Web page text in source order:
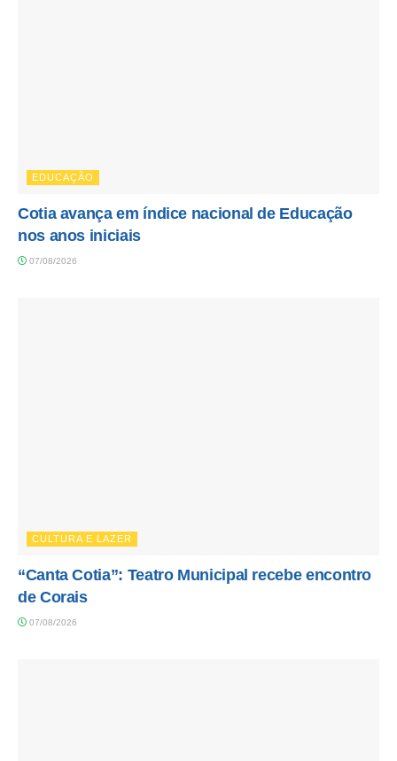
EDUCAÇÃO
Cotia avança em índice nacional de Educação
nos anos iniciais
07/08/2026
CULTURA E LAZER
“Canta Cotia”: Teatro Municipal recebe encontro
de Corais
07/08/2026